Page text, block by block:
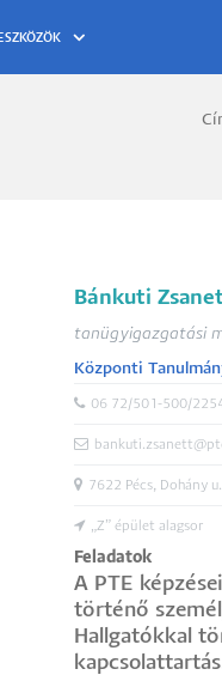
ESZKÖZÖK
Bánkuti
tanügyigazgatási
Központi
06 72/501-500/
7622 Pécs, Dohány u.
„Z” épület alagsor
Feladatok
A PTE
történő
Hallgatókkal